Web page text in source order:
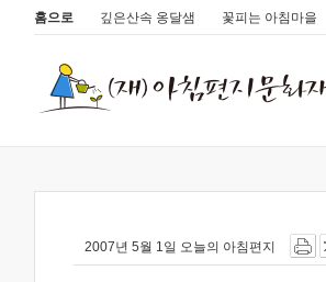
홈으로 깊은산속 옹달샘 꽃피는 아침마을
2007년 5월 1일 오늘의 아침편지